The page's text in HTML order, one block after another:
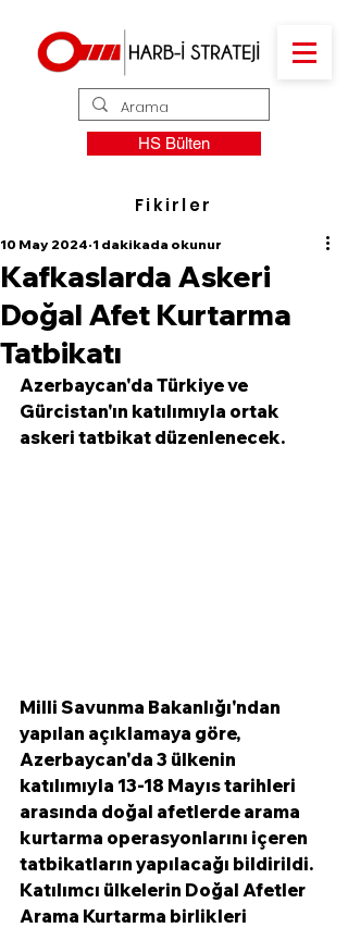
HS Bülten
Fikirler
Kafkaslarda Askeri
Doğal Afet Kurtarma
Tatbikatı
10 May 2024 1 dakikada okunur
Azerbaycan'da Türkiye ve
Gürcistan'ın katılımıyla ortak
askeri tatbikat düzenlenecek.
Milli Savunma Bakanlığı'ndan
yapılan açıklamaya göre,
Azerbaycan'da 3 ülkenin
katılımıyla 13-18 Mayıs tarihleri ​​
arasında doğal afetlerde arama
kurtarma operasyonlarını içeren
tatbikatların yapılacağı bildirildi.
Katılımcı ülkelerin Doğal Afetler
Arama Kurtarma birlikleri